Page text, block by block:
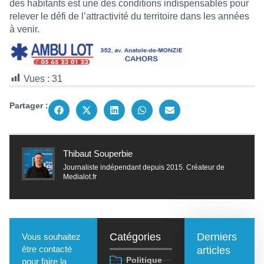
des habitants est une des conditions indispensables pour
relever le défi de l’attractivité du territoire dans les années
à venir.
Vues : 31
Partager :
Thibaut Souperbie
Journaliste indépendant depuis 2015. Créateur de
Medialot.fr
Vous souhaitez
être contacté
pour faire la
Catégories
Politique
Derniers
articles